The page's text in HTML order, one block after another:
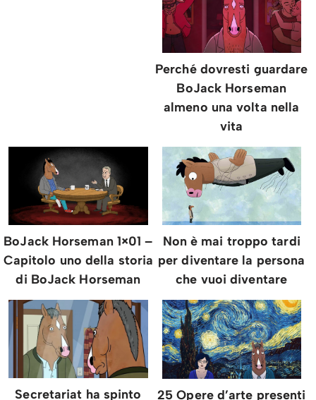
Perché dovresti guardare
BoJack Horseman
almeno una volta nella
vita
BoJack Horseman 1×01 –
Capitolo uno della storia
di BoJack Horseman
Non è mai troppo tardi
per diventare la persona
che vuoi diventare
Secretariat ha spinto
25 Opere d’arte presenti